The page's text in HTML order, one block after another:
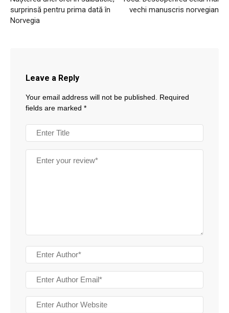
surprinsă pentru prima dată în
Norvegia
vechi manuscris norvegian
Leave a Reply
Your email address will not be published.
Required
fields are marked *